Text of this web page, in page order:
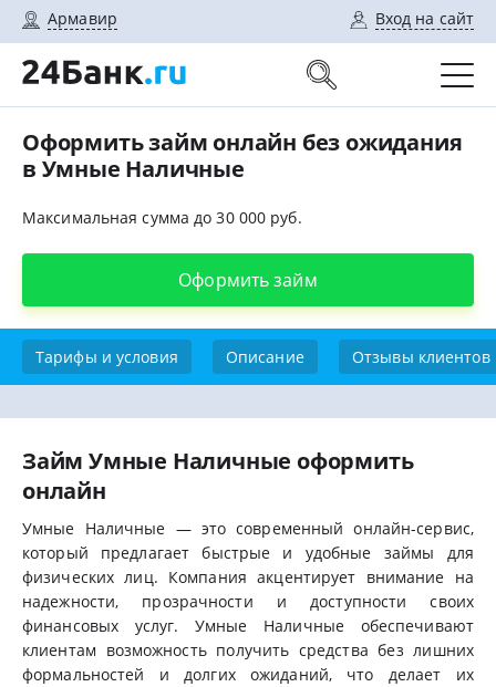
Армавир Вход на сайт
Оформить займ онлайн без ожидания
в Умные Наличные
Максимальная сумма до 30 000 руб.
Оформить займ
Тарифы и условия Описание Отзывы клиентов
Займ Умные Наличные оформить
онлайн
Умные Наличные — это современный онлайн-сервис,
который предлагает быстрые и удобные займы для
физических лиц. Компания акцентирует внимание на
надежности, прозрачности и доступности своих
финансовых услуг. Умные Наличные обеспечивают
клиентам возможность получить средства без лишних
формальностей и долгих ожиданий, что делает их